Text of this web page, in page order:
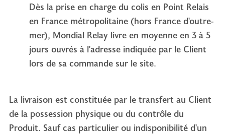
Dès la prise en charge du colis en Point Relais
en France métropolitaine (hors France d'outre-
mer), Mondial Relay livre en moyenne en 3 à 5
jours ouvrés à l'adresse indiquée par le Client
lors de sa commande sur le site.
La livraison est constituée par le transfert au Client
de la possession physique ou du contrôle du
Produit. Sauf cas particulier ou indisponibilité d'un